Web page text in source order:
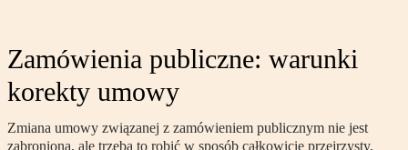
Zamówienia publiczne: warunki
korekty umowy
Zmiana umowy związanej z zamówieniem publicznym nie jest
zabroniona, ale trzeba to robić w sposób całkowicie przejrzysty,